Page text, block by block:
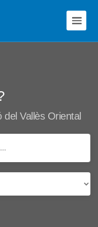
Vallès Oriental